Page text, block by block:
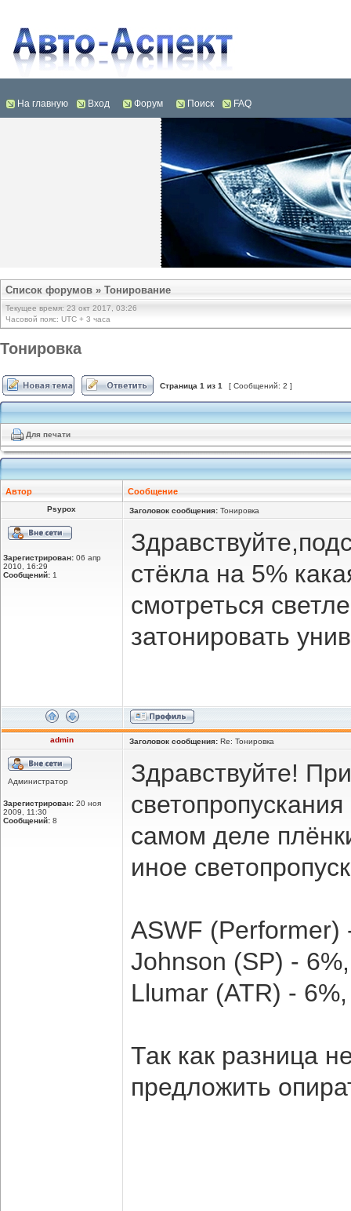
На главную Вход Форум Поиск FAQ
Список форумов » Тонирование
Текущее время: 23 окт 2017, 03:26
Часовой пояс: UTC + 3 часа
Тонировка
Страница 1 из 1 [ Сообщений: 2 ]
Для печати
Автор Сообщение
Psypox Заголовок сообщения: Тонировка
Зарегистрирован: 06 апр
2010, 16:29
Сообщений: 1
стёкла на 5%
смотреться
затонировать
admin Заголовок сообщения: Re: Тонировка
Администратор
Зарегистрирован: 20 ноя
2009, 11:30
Сообщений: 8
Здравствуйте!
самом деле
иное
ASWF (Performer)
Johnson (SP) -
Llumar (ATR) -
Так как разница
предложить